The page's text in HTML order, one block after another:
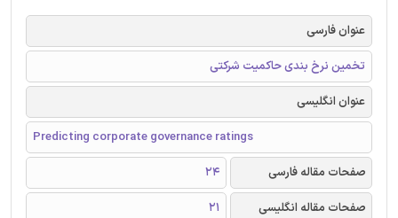
عنوان فارسی
تخمین نرخ بندی حاکمیت شرکتی
عنوان انگلیسی
Predicting corporate governance ratings
صفحات مقاله فارسی
24
صفحات مقاله انگلیسی
21